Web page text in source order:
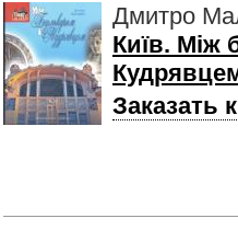
Дмитро
Київ. Між
Заказать